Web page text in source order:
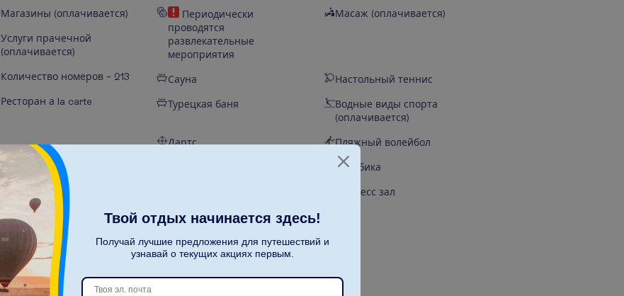
Магазины (оплачивается)
Услуги прачечной
(оплачивается)
Количество номеров – 213
Ресторан а la carte
Бары – 4
Шезлонги на пляже
Зонты на пляже
Пляжные полотенца на
пляже
Главный ресторан
Периодически
проводятся
развлекательные
мероприятия
Масаж (оплачивается)
Сауна Настольный теннис
Турецкая баня
Водные виды спорта
(оплачивается)
Дартс Пляжный волейбол
Аэробика
Фитнесс зал
Твой отдых начинается здесь!
Получай лучшие предложения для путешествий и
узнавай о текущих акциях первым.